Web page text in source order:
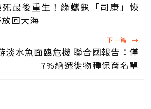
最後重生！綠蠵龜「司康」恢
回大海
下一篇 →
淡水魚面臨危機 聯合國報告：僅
7%納遷徙物種保育名單